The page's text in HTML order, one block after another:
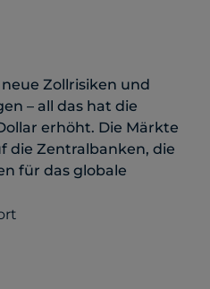
Zollrisiken und
– all das hat die
erhöht. Die Märkte
die Zentralbanken, die
für das globale